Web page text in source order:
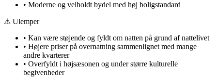
• Moderne og velholdt bydel med høj boligstandard
⚠ Ulemper
• Kan være støjende og fyldt om natten på grund af nattelivet
• Højere priser på overnatning sammenlignet med mange
andre kvarterer
• Overfyldt i højsæsonen og under større kulturelle
begivenheder